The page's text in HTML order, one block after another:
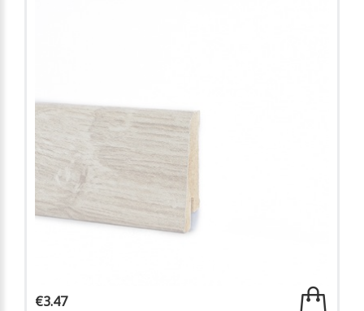
€3.47